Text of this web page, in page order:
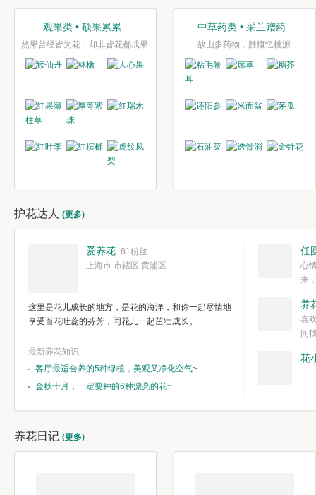
观果类 • 硕果累累
然果曾经皆为花，却非皆花都成果
中草药类 • 采兰赠药
故山多药物，胜概忆桃源
护花达人 (更多)
爱养花 81粉丝
上海市 市辖区 黄浦区
这里是花儿成长的地方，是花的海洋，和你一起尽情地
享受百花吐蕊的芬芳，同花儿一起茁壮成长。
最新养花知识
客厅最适合养的5种绿植，美观又净化空气~
金秋十月，一定要种的6种漂亮的花~
任
心
来
简单愉快的心
我们自己复杂
养
喜
间
花
养花日记 (更多)